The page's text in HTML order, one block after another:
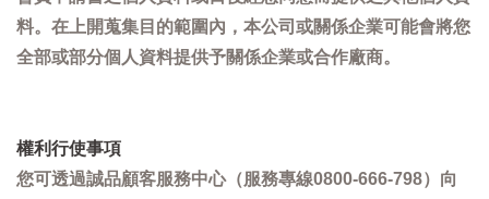
料。在上開蒐集目的範圍內，本公司或關係企業可能會將您
全部或部分個人資料提供予關係企業或合作廠商。
權利行使事項
您可透過誠品顧客服務中心（服務專線0800-666-798）向